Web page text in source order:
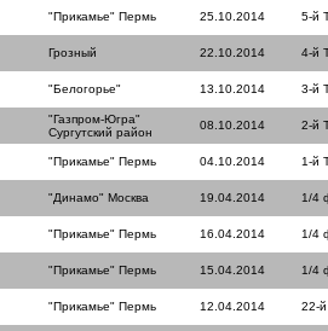
"Прикамье" Пермь 25.10.2014 5-й
Грозный 22.10.2014 4-й
"Белогорье" 13.10.2014 3-й
"Газпром-Югра"
Сургутский район
08.10.2014 2-й
"Прикамье" Пермь 04.10.2014 1-й
"Динамо" Москва 19.04.2014 1/4
"Прикамье" Пермь 16.04.2014 1/4
"Прикамье" Пермь 15.04.2014 1/4
"Прикамье" Пермь 12.04.2014 22-й